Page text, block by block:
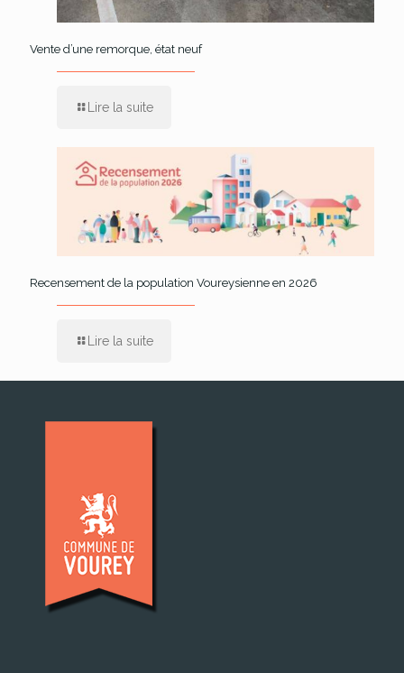
Vente d’une remorque, état neuf
Lire la suite
Recensement de la population Voureysienne en 2026
Lire la suite